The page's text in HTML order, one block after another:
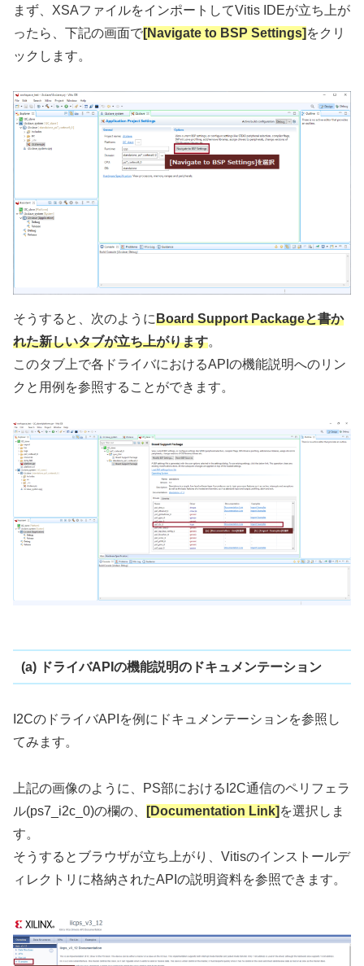
まず、XSAファイルをインポートしてVitis IDEが立ち上が
ったら、下記の画面で[Navigate to BSP Settings] をクリ
ックします。
そうすると、次のようにBoard Support Packageと書か
れた新しいタブが立ち上がります。
このタブ上で各ドライバにおけるAPIの機能説明へのリン
クと用例を参照することができます。
(a) ドライバAPIの機能説明のドキュメンテーション
I2CのドライバAPIを例にドキュメンテーションを参照し
てみます。
上記の画像のように、PS部におけるI2C通信のペリフェラ
ル(ps7_i2c_0)の欄の、
[Documentation Link] を選択しま
す。
そうするとブラウザが立ち上がり、Vitisのインストールデ
ィレクトリに格納されたAPIの説明資料を参照できます。